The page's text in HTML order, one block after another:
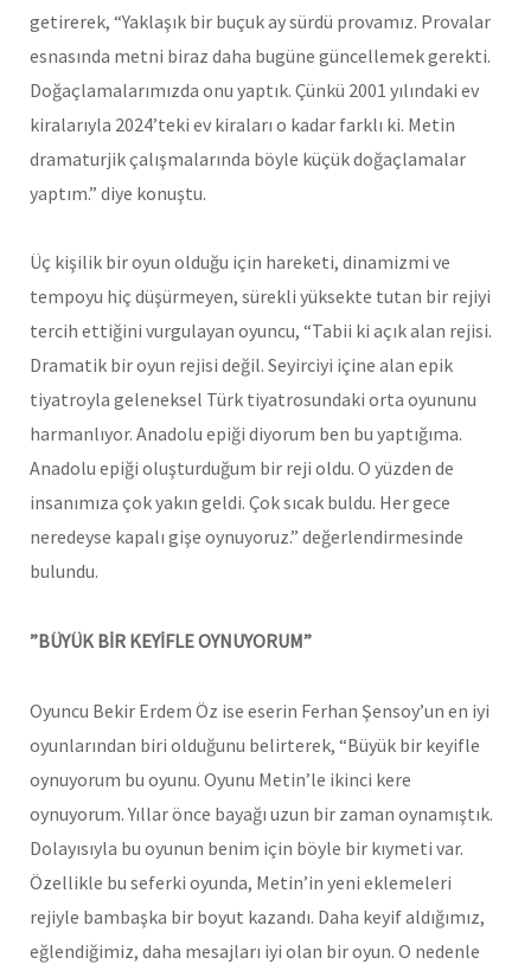
getirerek, “Yaklaşık bir buçuk ay sürdü provamız. Provalar
esnasında metni biraz daha bugüne güncellemek gerekti.
Doğaçlamalarımızda onu yaptık. Çünkü 2001 yılındaki ev
kiralarıyla 2024’teki ev kiraları o kadar farklı ki. Metin
dramaturjik çalışmalarında böyle küçük doğaçlamalar
yaptım.” diye konuştu.
Üç kişilik bir oyun olduğu için hareketi, dinamizmi ve
tempoyu hiç düşürmeyen, sürekli yüksekte tutan bir rejiyi
tercih ettiğini vurgulayan oyuncu, “Tabii ki açık alan rejisi.
Dramatik bir oyun rejisi değil. Seyirciyi içine alan epik
tiyatroyla geleneksel Türk tiyatrosundaki orta oyununu
harmanlıyor. Anadolu epiği diyorum ben bu yaptığıma.
Anadolu epiği oluşturduğum bir reji oldu. O yüzden de
insanımıza çok yakın geldi. Çok sıcak buldu. Her gece
neredeyse kapalı gişe oynuyoruz.” değerlendirmesinde
bulundu.
”BÜYÜK BİR KEYİFLE OYNUYORUM”
Oyuncu Bekir Erdem Öz ise eserin Ferhan Şensoy’un en iyi
oyunlarından biri olduğunu belirterek, “Büyük bir keyifle
oynuyorum bu oyunu. Oyunu Metin’le ikinci kere
oynuyorum. Yıllar önce bayağı uzun bir zaman oynamıştık.
Dolayısıyla bu oyunun benim için böyle bir kıymeti var.
Özellikle bu seferki oyunda, Metin’in yeni eklemeleri
rejiyle bambaşka bir boyut kazandı. Daha keyif aldığımız,
eğlendiğimiz, daha mesajları iyi olan bir oyun. O nedenle